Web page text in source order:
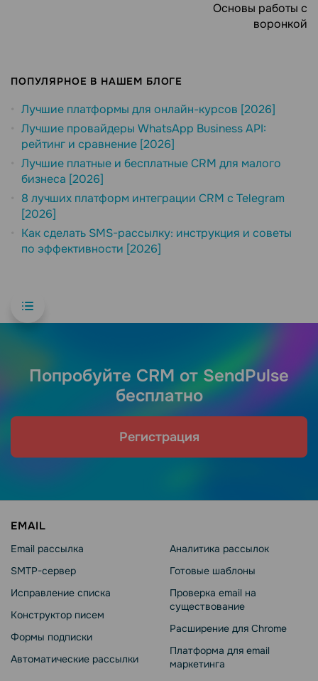
Основы работы с
воронкой
ПОПУЛЯРНОЕ В НАШЕМ БЛОГЕ
Лучшие платформы для онлайн-курсов [2026]
Лучшие провайдеры WhatsApp Business API:
рейтинг и сравнение [2026]
Лучшие платные и бесплатные CRM для малого
бизнеса [2026]
8 лучших платформ интеграции CRM с Telegram
[2026]
Как сделать SMS-рассылку: инструкция и советы
по эффективности [2026]
Попробуйте CRM от SendPulse
бесплатно
Регистрация
EMAIL
Email рассылка
SMTP-сервер
Исправление списка
Конструктор писем
Формы подписки
Автоматические рассылки
Аналитика рассылок
Готовые шаблоны
Проверка email на
существование
Расширение для Chrome
Платформа для email
маркетинга